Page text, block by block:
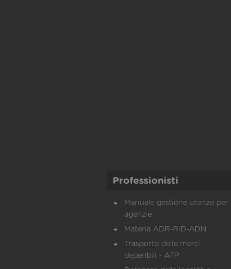
Professionisti
Manuale gestione utenze per
agenzie
Materia ADR-RID-ADN
Trasporto delle merci
deperibili - ATP